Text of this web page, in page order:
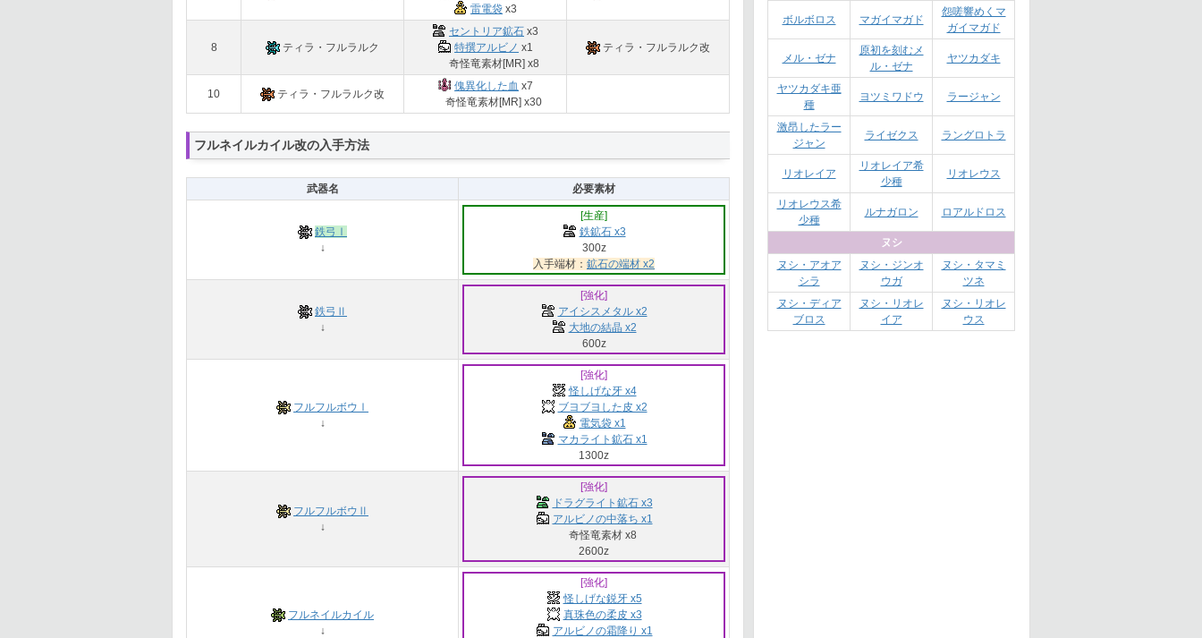
雷電袋 x3
8 ティラ・フルラルク
セントリア鉱石 x3
特撰アルビノ x1
奇怪竜素材[MR] x8
ティラ・フルラルク改
10 ティラ・フルラルク改
傀異化した血 x7
奇怪竜素材[MR] x30
フルネイルカイル改の入手方法
武器名 必要素材
鉄弓Ⅰ
↓
[生産]
鉄鉱石 x3
300z
入手端材： 鉱石の端材 x2
鉄弓Ⅱ
↓
[強化]
アイシスメタル x2
大地の結晶 x2
600z
フルフルボウⅠ
↓
[強化]
怪しげな牙 x4
ブヨブヨした皮 x2
電気袋 x1
マカライト鉱石 x1
1300z
フルフルボウⅡ
↓
[強化]
ドラグライト鉱石 x3
アルビノの中落ち x1
奇怪竜素材 x8
2600z
フルネイルカイル
↓
[強化]
怪しげな鋭牙 x5
真珠色の柔皮 x3
アルビノの霜降り x1
ボルボロス マガイマガド
怨嗟響めくマ
ガイマガド
メル・ゼナ
原初を刻むメ
ル・ゼナ
ヤツカダキ
ヤツカダキ亜
種
ヨツミワドウ ラージャン
激昂したラー
ジャン
ライゼクス ラングロトラ
リオレイア
リオレイア希
少種
リオレウス
リオレウス希
少種
ルナガロン ロアルドロス
ヌシ
ヌシ・アオア
シラ
ヌシ・ジンオ
ウガ
ヌシ・タマミ
ツネ
ヌシ・ディア
ブロス
ヌシ・リオレ
イア
ヌシ・リオレ
ウス